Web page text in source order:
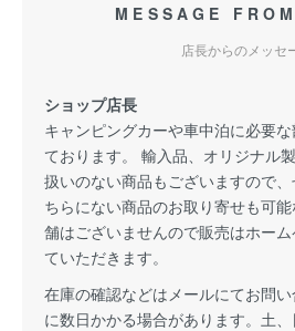
MESSAGE
店長からのメッセ
ショップ店長
キャンピングカーや車中泊に必要
ております。 輸入品、オリジナル
扱いのない商品もございますので
ちらにない商品のお取り寄せも可
舗はございませんので販売はホー
ていただきます。
在庫の確認などはメールにてお問
に数日かかる場合があります。土